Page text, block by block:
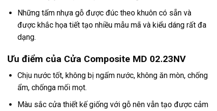
Những tấm nhựa gỗ được đúc theo khuôn có sẵn và
được khắc họa tiết tạo nhiều mẫu mã và kiểu dáng rất đa
dạng.
Ưu điểm của Cửa Composite MD 02.23NV
Chịu nước tốt, không bị ngấm nước, không ăn mòn, chống
ẩm, chốnga mối mọt.
Màu sắc cửa thiết kế giống với gỗ nên vẫn tạo được cảm